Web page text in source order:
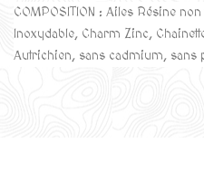
COMPOSITION : Ailes Résine
Inoxydable, Charm Zinc,
Autrichien, sans cadmium, sans